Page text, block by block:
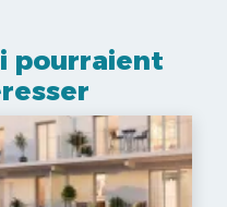
pourraient